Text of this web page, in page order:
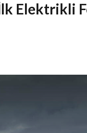
Elektrikli